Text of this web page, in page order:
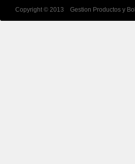
Copyright © 2013 Gestion Productos y